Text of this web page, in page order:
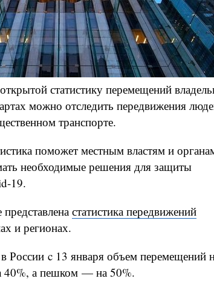
статистику перемещений
можно отследить передвижения
транспорте.
поможет местным властям и
необходимые решения для защиты
19.
статистика передвижений
и регионах.
России c 13 января объем перемещений
40%, а пешком — на 50%.